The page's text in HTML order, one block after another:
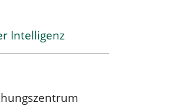
Intelligenz